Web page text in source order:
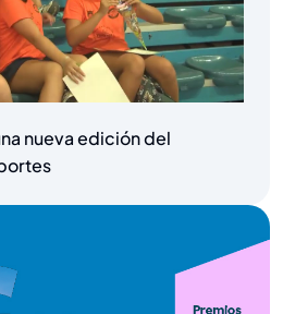
nueva edición del